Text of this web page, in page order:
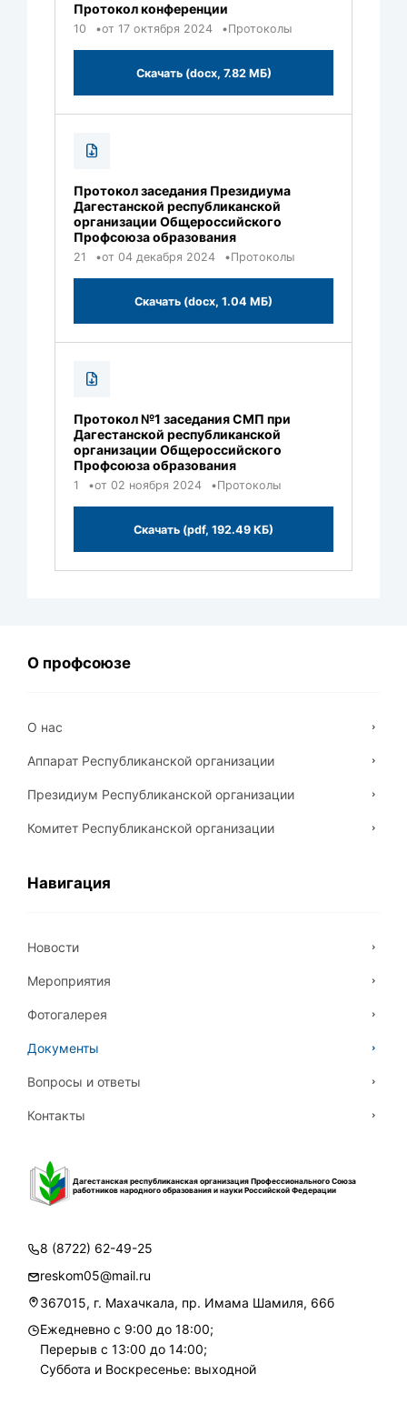
Протокол конференции
10 от 17 октября 2024 Протоколы
Скачать (docx, 7.82 МБ)
Протокол заседания Президиума
Дагестанской республиканской
организации Общероссийского
Профсоюза образования
21 от 04 декабря 2024 Протоколы
Скачать (docx, 1.04 МБ)
Протокол №1 заседания СМП при
Дагестанской республиканской
организации Общероссийского
Профсоюза образования
1 от 02 ноября 2024 Протоколы
Скачать (pdf, 192.49 КБ)
Дагестанская республиканская организация Профессионального Союза
работников народного образования и науки Российской Федерации
8 (8722) 62-49-25
reskom05@mail.ru
367015, г. Махачкала, пр. Имама Шамиля, 66б
Ежедневно с 9:00 до 18:00;
Перерыв с 13:00 до 14:00;
Суббота и Воскресенье: выходной
О профсоюзе
О нас
Аппарат Республиканской организации
Президиум Республиканской организации
Комитет Республиканской организации
Навигация
Новости
Мероприятия
Фотогалерея
Документы
Вопросы и ответы
Контакты